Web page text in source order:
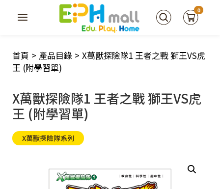
0
首頁 > 產品目錄 > X萬獸探險隊1 王者之戰 獅王VS虎
王 (附學習單)
X萬獸探險隊1 王者之戰 獅王VS虎
王 (附學習單)
X萬獸探險隊系列